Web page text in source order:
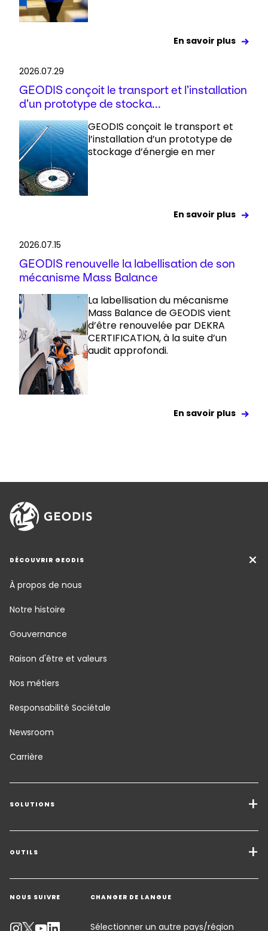
En savoir plus
2026.07.29
GEODIS conçoit le transport et l’installation
d’un prototype de stocka...
GEODIS conçoit le transport et
l’installation d’un prototype de
stockage d’énergie en mer
En savoir plus
2026.07.15
GEODIS renouvelle la labellisation de son
mécanisme Mass Balance
La labellisation du mécanisme
Mass Balance de GEODIS vient
d’être renouvelée par DEKRA
CERTIFICATION, à la suite d’un
audit approfondi.
En savoir plus
DÉCOUVRIR GEODIS
À propos de nous
Notre histoire
Gouvernance
Raison d'être et valeurs
Nos métiers
Responsabilité Sociétale
Newsroom
Carrière
SOLUTIONS
Transport de marchandises
Solutions de Fret
Entreposage - Logistique à valeur ajoutée
Secteurs d'activité
OUTILS
Demander un devis
Contacter un expert
Suivre un envoi
NOUS SUIVRE CHANGER DE LANGUE
Sélectionner un autre pays/région